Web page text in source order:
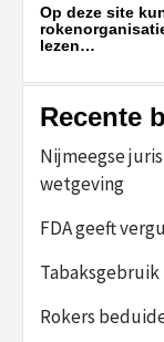
Op deze site
lezen…
Recente
Nijmeegse
wetgeving
FDA geeft
Rokers